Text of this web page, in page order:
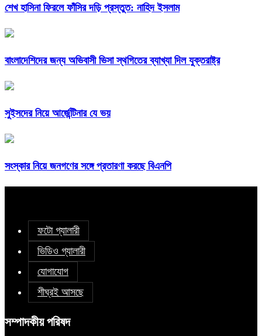
শেখ হাসিনা ফিরলে ফাঁসির দড়ি প্রস্তুত: নাহিদ ইসলাম
বাংলাদেশিদের জন্য অভিবাসী ভিসা স্থগিতের ব্যাখ্যা দিল যুক্তরাষ্ট্র
সুইসদের নিয়ে আর্জেন্টিনার যে ভয়
সংস্কার নিয়ে জনগণের সঙ্গে প্রতারণা করছে বিএনপি
ফটো গ্যালারী
ভিডিও গ্যালারী
যোগাযোগ
শীঘ্রই আসছে
সম্পাদকীয় পরিষদ